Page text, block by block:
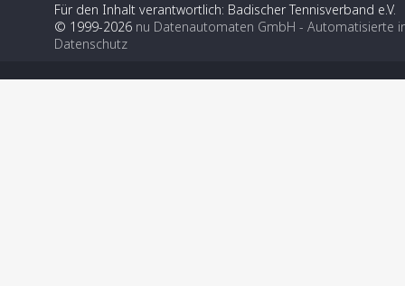
Für den Inhalt verantwortlich: Badischer Tennisverband e.V.
© 1999-2026 nu Datenautomaten GmbH - Automatisierte
Datenschutz